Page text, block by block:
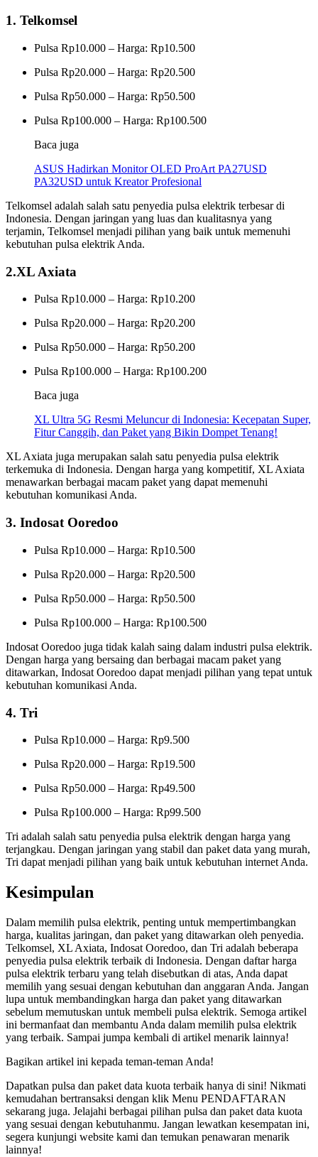
1. Telkomsel
Pulsa Rp10.000 – Harga: Rp10.500
Pulsa Rp20.000 – Harga: Rp20.500
Pulsa Rp50.000 – Harga: Rp50.500
Pulsa Rp100.000 – Harga: Rp100.500
Baca juga
ASUS Hadirkan Monitor OLED ProArt PA27USD
PA32USD untuk Kreator Profesional
Telkomsel adalah salah satu penyedia pulsa elektrik terbesar di
Indonesia. Dengan jaringan yang luas dan kualitasnya yang
terjamin, Telkomsel menjadi pilihan yang baik untuk memenuhi
kebutuhan pulsa elektrik Anda.
2.XL Axiata
Pulsa Rp10.000 – Harga: Rp10.200
Pulsa Rp20.000 – Harga: Rp20.200
Pulsa Rp50.000 – Harga: Rp50.200
Pulsa Rp100.000 – Harga: Rp100.200
Baca juga
XL Ultra 5G Resmi Meluncur di Indonesia: Kecepatan Super,
Fitur Canggih, dan Paket yang Bikin Dompet Tenang!
XL Axiata juga merupakan salah satu penyedia pulsa elektrik
terkemuka di Indonesia. Dengan harga yang kompetitif, XL Axiata
menawarkan berbagai macam paket yang dapat memenuhi
kebutuhan komunikasi Anda.
3. Indosat Ooredoo
Pulsa Rp10.000 – Harga: Rp10.500
Pulsa Rp20.000 – Harga: Rp20.500
Pulsa Rp50.000 – Harga: Rp50.500
Pulsa Rp100.000 – Harga: Rp100.500
Indosat Ooredoo juga tidak kalah saing dalam industri pulsa elektrik.
Dengan harga yang bersaing dan berbagai macam paket yang
ditawarkan, Indosat Ooredoo dapat menjadi pilihan yang tepat untuk
kebutuhan komunikasi Anda.
4. Tri
Pulsa Rp10.000 – Harga: Rp9.500
Pulsa Rp20.000 – Harga: Rp19.500
Pulsa Rp50.000 – Harga: Rp49.500
Pulsa Rp100.000 – Harga: Rp99.500
Tri adalah salah satu penyedia pulsa elektrik dengan harga yang
terjangkau. Dengan jaringan yang stabil dan paket data yang murah,
Tri dapat menjadi pilihan yang baik untuk kebutuhan internet Anda.
Kesimpulan
Dalam memilih pulsa elektrik, penting untuk mempertimbangkan
harga, kualitas jaringan, dan paket yang ditawarkan oleh penyedia.
Telkomsel, XL Axiata, Indosat Ooredoo, dan Tri adalah beberapa
penyedia pulsa elektrik terbaik di Indonesia. Dengan daftar harga
pulsa elektrik terbaru yang telah disebutkan di atas, Anda dapat
memilih yang sesuai dengan kebutuhan dan anggaran Anda. Jangan
lupa untuk membandingkan harga dan paket yang ditawarkan
sebelum memutuskan untuk membeli pulsa elektrik. Semoga artikel
ini bermanfaat dan membantu Anda dalam memilih pulsa elektrik
yang terbaik. Sampai jumpa kembali di artikel menarik lainnya!
Bagikan artikel ini kepada teman-teman Anda!
Dapatkan pulsa dan paket data kuota terbaik hanya di sini! Nikmati
kemudahan bertransaksi dengan klik Menu PENDAFTARAN
sekarang juga. Jelajahi berbagai pilihan pulsa dan paket data kuota
yang sesuai dengan kebutuhanmu. Jangan lewatkan kesempatan ini,
segera kunjungi website kami dan temukan penawaran menarik
lainnya!